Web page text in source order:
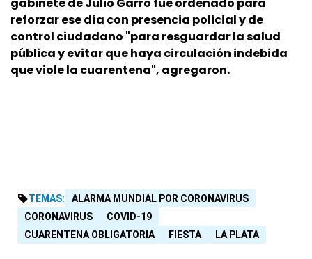
reforzar ese día con presencia policial y de
control ciudadano "para resguardar la salud
pública y evitar que haya circulación indebida
que viole la cuarentena", agregaron.
TEMAS:
ALARMA MUNDIAL POR CORONAVIRUS
CORONAVIRUS
COVID-19
CUARENTENA OBLIGATORIA
FIESTA LA PLATA